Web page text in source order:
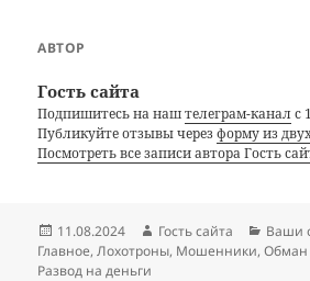
АВТОР
Гость сайта
Подпишитесь на наштелеграм-каналс
Публикуйте отзывы черезформу из
Посмотреть все записи автора Гость
Опубликовано
11.08.2024 Автор
Гость сайта Ваши
Главное,Лохотроны, Мошенники,Обман
Развод на деньги